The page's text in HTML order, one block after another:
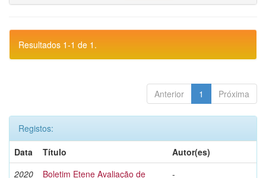
Resultados 1-1 de 1.
Anterior 1 Próxima
Registos:
Data
Título
Autor(es)
2020
Boletim Etene Avaliação de
-